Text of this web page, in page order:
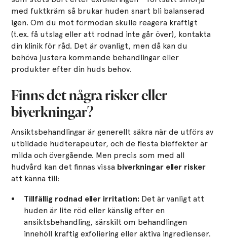
med fuktkräm så brukar huden snart bli balanserad
igen. Om du mot förmodan skulle reagera kraftigt
(t.ex. få utslag eller att rodnad inte går över), kontakta
din klinik för råd. Det är ovanligt, men då kan du
behöva justera kommande behandlingar eller
produkter efter din huds behov.
Finns det några risker eller
biverkningar?
Ansiktsbehandlingar är generellt säkra när de utförs av
utbildade hudterapeuter, och de flesta bieffekter är
milda och övergående. Men precis som med all
hudvård kan det finnas vissa biverkningar eller risker
att känna till:
Tillfällig rodnad eller irritation: Det är vanligt att
huden är lite röd eller känslig efter en
ansiktsbehandling, särskilt om behandlingen
innehöll kraftig exfoliering eller aktiva ingredienser.